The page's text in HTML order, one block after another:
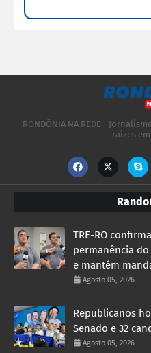
RONDÔNIA NA REDE -
raízes
TRE-RO
permanência do
e mantém
Agosto 05, 2026
Republicanos
Senado e 32
Agosto 05, 2026